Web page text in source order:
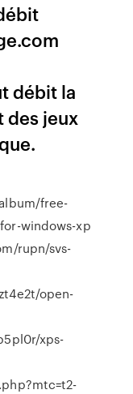
débit la
des jeux
free-
windows-xp
rupn/svs-
open-
xps-